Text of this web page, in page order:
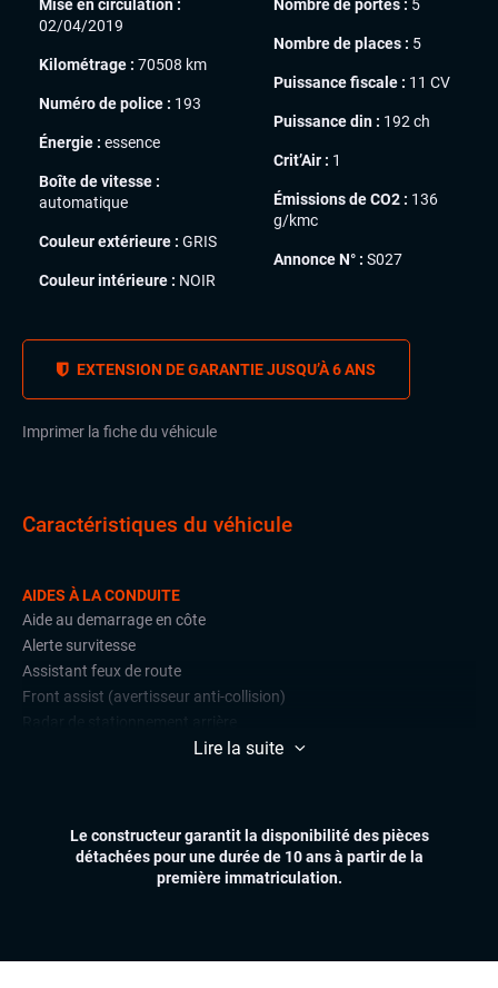
Mise en circulation :
02/04/2019
Kilométrage : 70508 km
Numéro de police : 193
Énergie : essence
Boîte de vitesse :
automatique
Couleur extérieure : GRIS
Couleur intérieure : NOIR
Nombre de portes : 5
Nombre de places : 5
Puissance fiscale : 11 CV
Puissance din : 192 ch
Crit’Air : 1
Émissions de CO2 : 136
g/kmc
Annonce N° : S027
EXTENSION DE GARANTIE JUSQU’À 6 ANS
Imprimer la fiche du véhicule
Caractéristiques du véhicule
AIDES À LA CONDUITE
Aide au demarrage en côte
Alerte survitesse
Assistant feux de route
Front assist (avertisseur anti-collision)
Régulateur et limiteur de vitesse
Démarrage mains libres
Essuie-glaces automatiques
Lire la suite
Le constructeur garantit la disponibilité des pièces
détachées pour une durée de 10 ans à partir de la
première immatriculation.